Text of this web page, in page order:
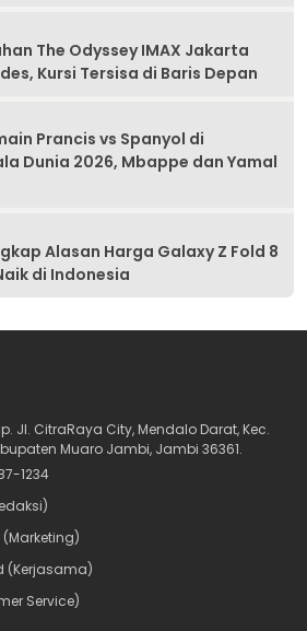
The Odyssey IMAX Jakarta
Kursi Tersisa di Baris Depan
Prancis vs Spanyol di
Dunia 2026, Mbappe dan Yamal
Alasan Harga Galaxy Z Fold 8
di Indonesia
Jl. CitraRaya City, Mendalo Darat, Kec.
Muaro Jambi, Jambi 36361.
1234
(Kerjasama)
Service)